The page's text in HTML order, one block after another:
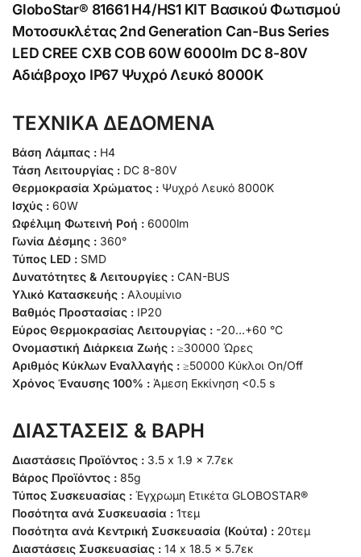
GloboStar® 81661 H4/HS1 KIT Βασικού Φωτισμού
Μοτοσυκλέτας 2nd Generation Can-Bus Series
LED CREE CXB COB 60W 6000lm DC 8-80V
Αδιάβροχο IP67 Ψυχρό Λευκό 8000K
ΤΕΧΝΙΚΑ ΔΕΔΟΜΕΝΑ
Βάση Λάμπας : H4
Τάση Λειτουργίας : DC 8-80V
Θερμοκρασία Χρώματος : Ψυχρό Λευκό 8000K
Ισχύς : 60W
Ωφέλιμη Φωτεινή Ροή : 6000lm
Γωνία Δέσμης : 360°
Τύπος LED : SMD
Δυνατότητες & Λειτουργίες : CAN-BUS
Υλικό Κατασκευής : Αλουμίνιο
Βαθμός Προστασίας : IP20
Εύρος Θερμοκρασίας Λειτουργίας : -20…+60 °C
Ονομαστική Διάρκεια Ζωής : ≥30000 Ώρες
Αριθμός Κύκλων Εναλλαγής : ≥50000 Κύκλοι On/Off
Χρόνος Έναυσης 100% : Άμεση Εκκίνηση <0.5 s
ΔΙΑΣΤΑΣΕΙΣ & ΒΑΡΗ
Διαστάσεις Προϊόντος : 3.5 x 1.9 x 7.7εκ
Βάρος Προϊόντος : 85g
Τύπος Συσκευασίας : Έγχρωμη Ετικέτα GLOBOSTAR®
Ποσότητα ανά Συσκευασία : 1τεμ
Ποσότητα ανά Κεντρική Συσκευασία (Κούτα) : 20τεμ
Διαστάσεις Συσκευασίας : 14 x 18.5 x 5.7εκ